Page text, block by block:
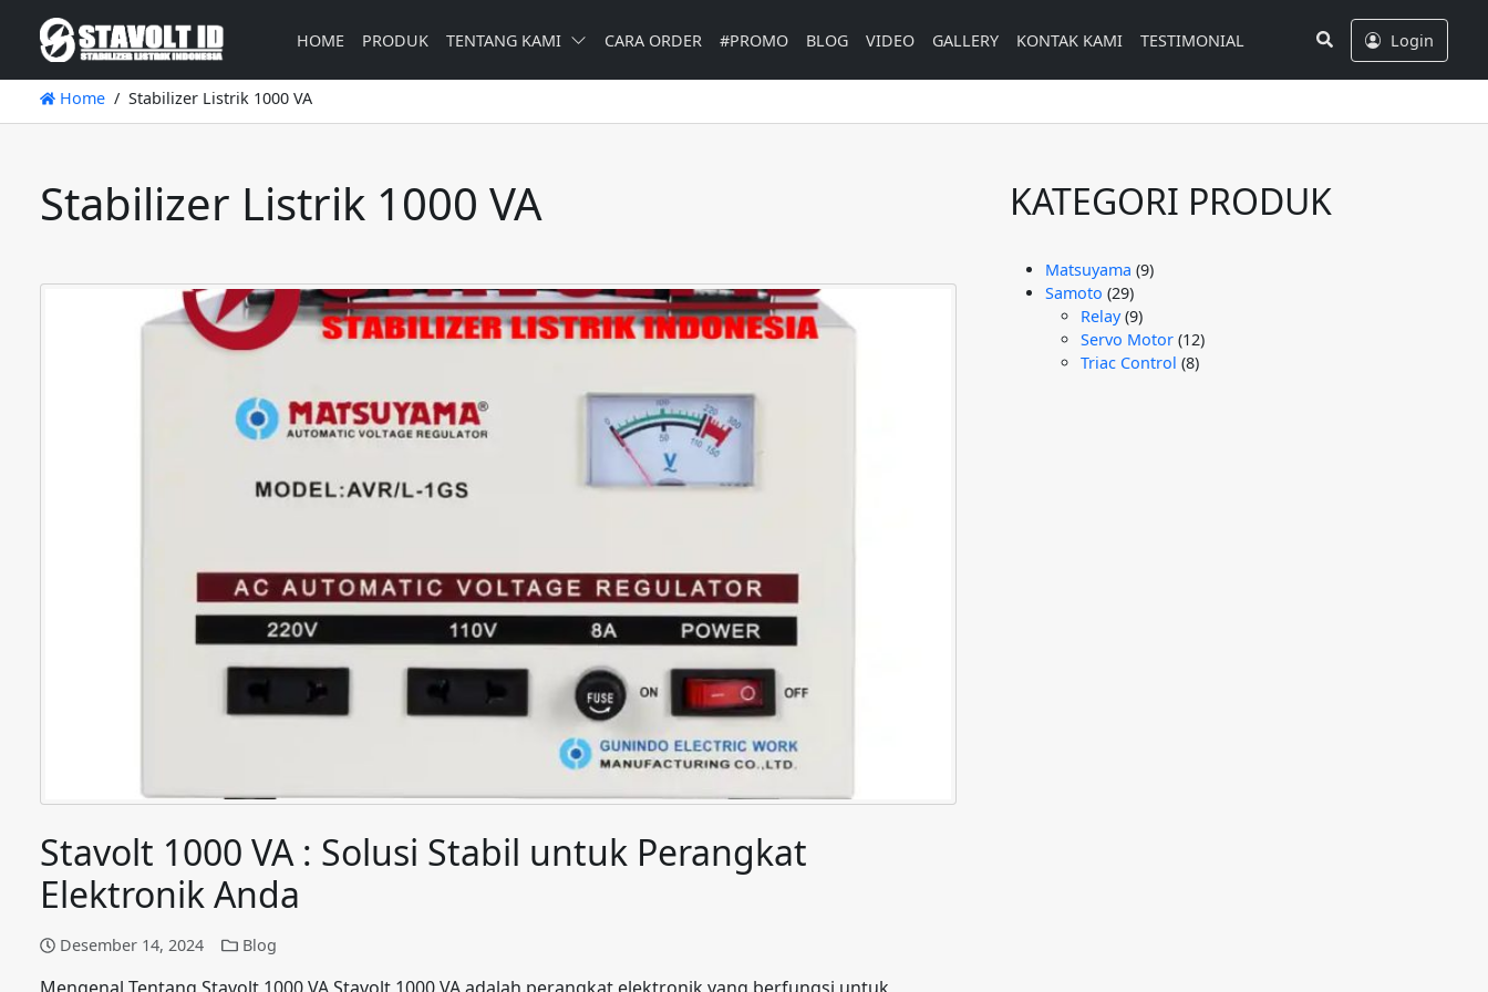
HOME PRODUK TENTANG KAMI CARA ORDER #PROMO BLOG VIDEO GALLERY KONTAK KAMI TESTIMONIAL Search Login
Home Stabilizer Listrik 1000 VA
Stabilizer Listrik 1000 VA
Stavolt 1000 VA : Solusi Stabil untuk Perangkat
Elektronik Anda
Desember 14, 2024 Blog
KATEGORI PRODUK
Matsuyama 99
Samoto 2929
Produk
Relay 99
Produk
Servo Motor 1212
Triac Control 88